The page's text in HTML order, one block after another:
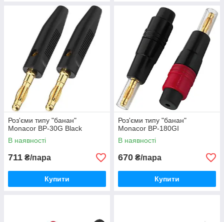
Роз'єми типу "банан"
Monacor BP-30G Black
В наявності
711 ₴/пара
Купити
Роз'єми типу "банан"
Monacor BP-180GI
В наявності
670 ₴/пара
Купити